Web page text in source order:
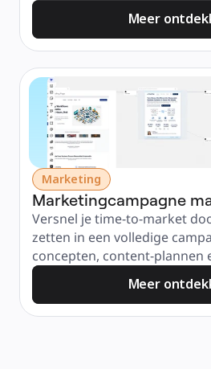
Meer
Marketing
Marketingcampagne
Versnel je time-to-market
zetten in een volledige
concepten, content-plannen
Meer